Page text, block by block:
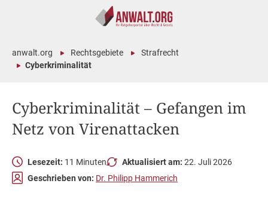
Cyberkriminalität – Gefangen im
Netz von Virenattacken
anwalt.org Rechtsgebiete
Strafrecht
Cyberkriminalität
Lesezeit: 11 Minuten Aktualisiert am: 22. Juli 2026
Geschrieben von: Dr. Philipp Hammerich